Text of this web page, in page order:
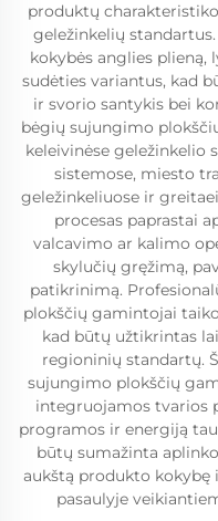
produktų
geležinkelių
kokybės anglies plieną,
sudėties variantus, kad
ir svorio santykis bei
bėgių sujungimo
keleivinėse geležinkelio
sistemose, miesto
geležinkeliuose ir
procesas paprastai
valcavimo ar kalimo
skylučių gręžimą,
patikrinimą.
plokščių gamintojai
kad būtų užtikrintas
regioninių standartų.
sujungimo plokščių
integruojamos tvarios
programos ir energiją
būtų sumažinta
aukštą produkto
pasaulyje